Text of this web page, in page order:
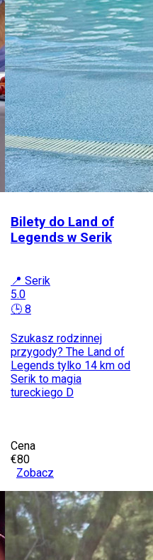
Bilety do Land of
Legends w Serik
📍 Serik
5.0
🕒 8
Szukasz rodzinnej
przygody? The Land of
Legends tylko 14 km od
Serik to magia
tureckiego D
Cena
€80
Zobacz